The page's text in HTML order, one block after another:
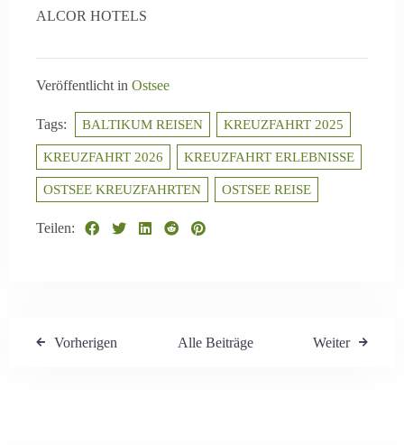
ALCOR HOTELS
Veröffentlicht in Ostsee
Tags: BALTIKUM REISEN KREUZFAHRT 2025
KREUZFAHRT 2026 KREUZFAHRT ERLEBNISSE
OSTSEE KREUZFAHRTEN OSTSEE REISE
Teilen:
Vorherigen Alle Beiträge Weiter